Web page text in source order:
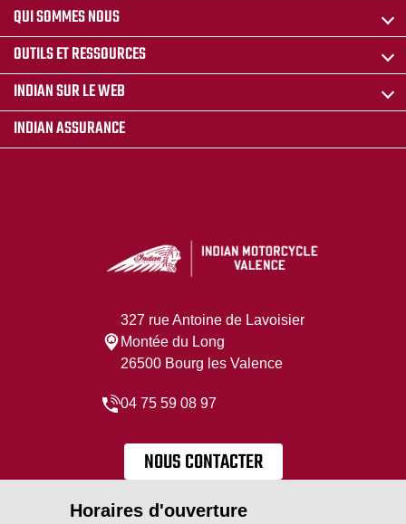
QUI SOMMES NOUS
OUTILS ET RESSOURCES
INDIAN SUR LE WEB
INDIAN ASSURANCE
327 rue Antoine de Lavoisier
Montée du Long
26500 Bourg les Valence
04 75 59 08 97
NOUS CONTACTER
Horaires d'ouverture